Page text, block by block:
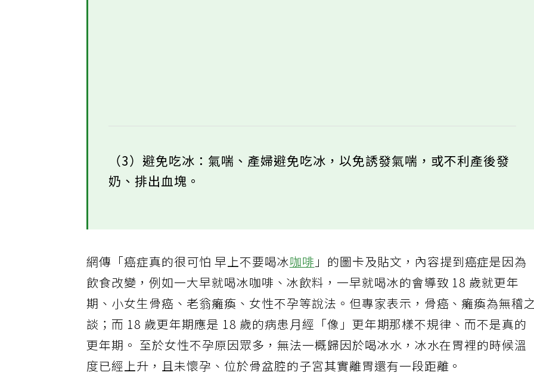
（3）避免吃冰：氣喘、產婦避免吃冰，以免誘發氣喘，或不利產後發
奶、排出血塊。
網傳「癌症真的很可怕 早上不要喝冰咖啡」的圖卡及貼文，內容提到癌症是因為
飲食改變，例如一大早就喝冰咖啡、冰飲料，一早就喝冰的會導致 18 歲就更年
期、小女生骨癌、老翁癱瘓、女性不孕等說法。但專家表示，骨癌、癱瘓為無稽
談；而 18 歲更年期應是 18 歲的病患月經「像」更年期那樣不規律、而不是真的
更年期。 至於女性不孕原因眾多，無法一概歸因於喝冰水，冰水在胃裡的時候溫
度已經上升，且未懷孕、位於骨盆腔的子宮其實離胃還有一段距離。